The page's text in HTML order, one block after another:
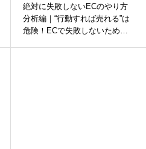
絶対に失敗しないECのやり方
分析編｜“行動すれば売れる”は
危険！ECで失敗しないための